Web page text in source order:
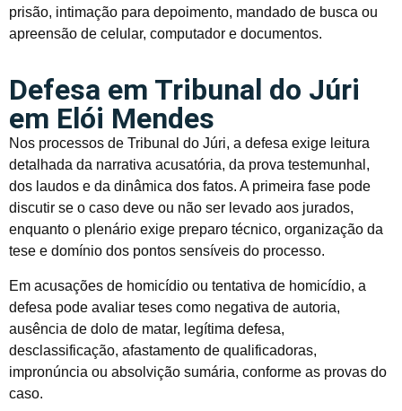
prisão, intimação para depoimento, mandado de busca ou
apreensão de celular, computador e documentos.
Defesa em Tribunal do Júri
em Elói Mendes
Nos processos de Tribunal do Júri, a defesa exige leitura
detalhada da narrativa acusatória, da prova testemunhal,
dos laudos e da dinâmica dos fatos. A primeira fase pode
discutir se o caso deve ou não ser levado aos jurados,
enquanto o plenário exige preparo técnico, organização da
tese e domínio dos pontos sensíveis do processo.
Em acusações de homicídio ou tentativa de homicídio, a
defesa pode avaliar teses como negativa de autoria,
ausência de dolo de matar, legítima defesa,
desclassificação, afastamento de qualificadoras,
impronúncia ou absolvição sumária, conforme as provas do
caso.